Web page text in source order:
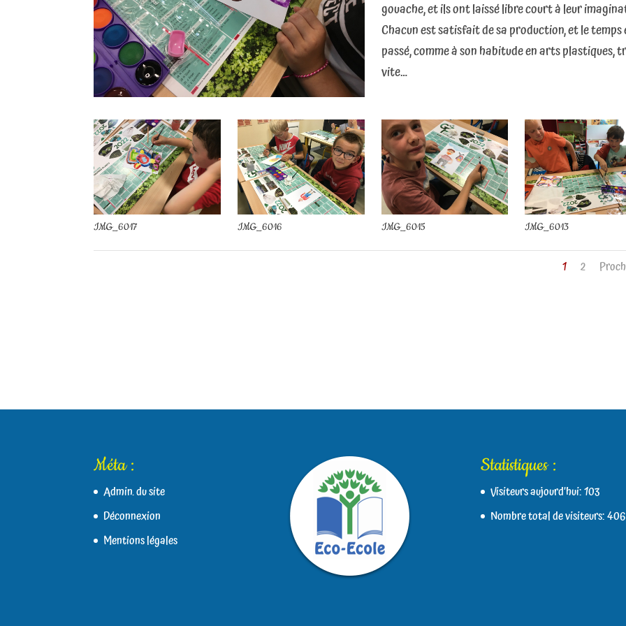
gouache, et ils ont laissé libre court à leur
Chacun est satisfait de sa production, et le temps
passé, comme à son habitude en arts plastiques,
vite…
IMG_6017 IMG_6016 IMG_6015 IMG_6013
1 2
Méta :
Admin. du site
Déconnexion
Mentions légales
Statistiques :
Visiteurs aujourd’hui:103
Nombre total de visiteurs: